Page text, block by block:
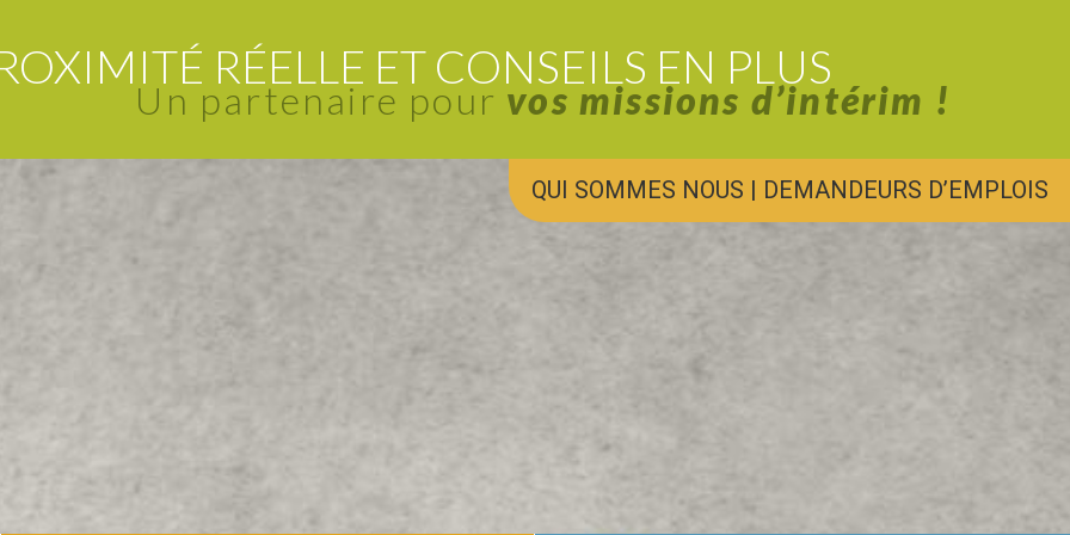
RÉELLE ET CONSEILS EN PLUS
Un partenaire pourvos missions d’intérim !
QUI SOMMES NOUS | DEMANDEURS D’EMPLOIS